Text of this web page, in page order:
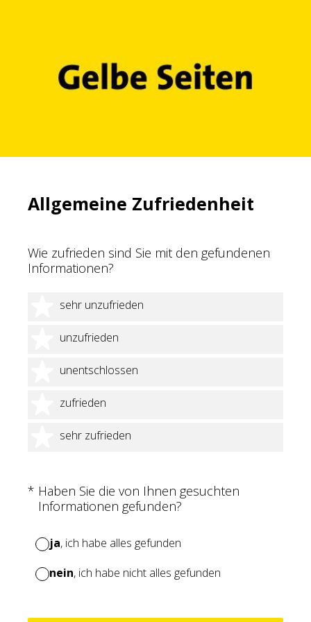
Allgemeine Zufriedenheit
Wie zufrieden sind Sie mit den gefundenen
Informationen?
sehr unzufrieden
1 Stern
unzufrieden
2 Sterne
unentschlossen
3 Sterne
zufrieden
4 Sterne
sehr zufrieden
5 Sterne
* Haben Sie die von Ihnen gesuchten
Informationen gefunden?
(Erforderlich.)
ja, ich habe alles gefunden
nein, ich habe nicht alles gefunden